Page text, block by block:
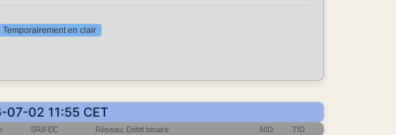
Temporairement en clair
02 11:55 CET
SR/FEC Réseau, Débit binaire NID TID